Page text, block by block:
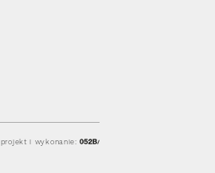
projekt i wykonanie: